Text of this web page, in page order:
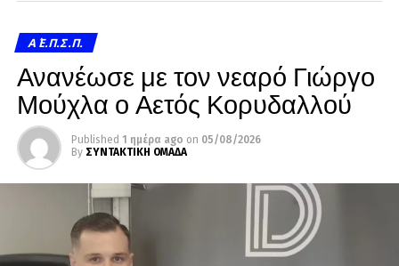
Α΄ Ε.Π.Σ.Π.
Ανανέωσε με τον νεαρό Γιώργο
Μούχλα ο Αετός Κορυδαλλού
Published 1 ημέρα ago on 05/08/2026
By ΣΥΝΤΑΚΤΙΚΗ ΟΜΑΔΑ